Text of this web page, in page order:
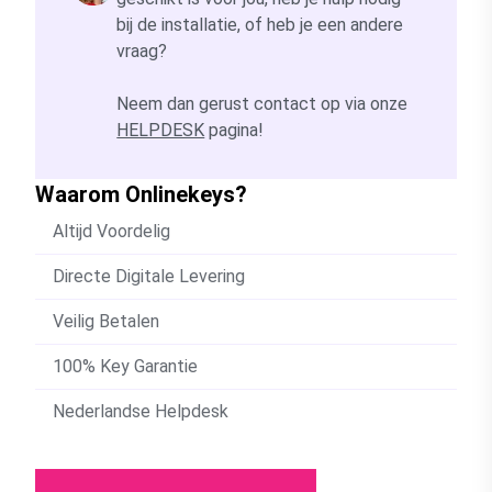
bij de installatie, of heb je een andere
vraag?
Neem dan gerust contact op via onze
HELPDESK pagina!
Waarom Onlinekeys?
Altijd Voordelig
Directe Digitale Levering
Veilig Betalen
100% Key Garantie
Nederlandse Helpdesk